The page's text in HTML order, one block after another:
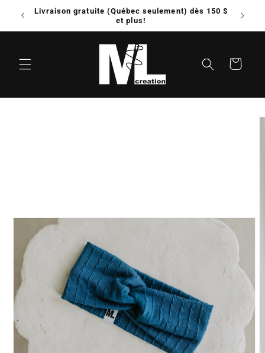
passer
contenu
Livraison gratuite (Québec seulement) dès 150 $
et plus!
Panier